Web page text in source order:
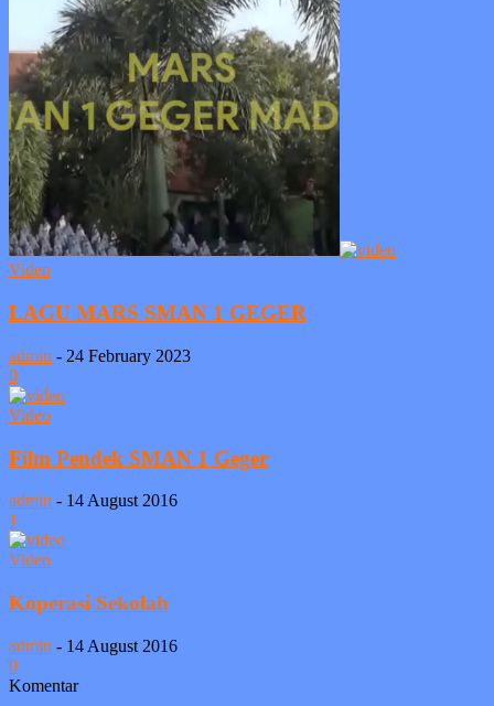
Video
LAGU MARS SMAN 1 GEGER
admin - 24 February 2023
0
Video
Film Pendek SMAN 1 Geger
admin - 14 August 2016
1
Video
Koperasi Sekolah
admin - 14 August 2016
0
Komentar